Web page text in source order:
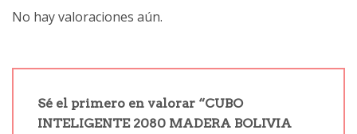
No hay valoraciones aún.
Sé el primero en valorar “CUBO
INTELIGENTE 2080 MADERA BOLIVIA